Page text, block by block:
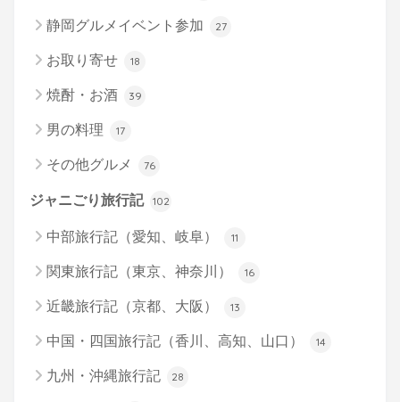
静岡グルメイベント参加 27
お取り寄せ 18
焼酎・お酒 39
男の料理 17
その他グルメ 76
ジャニごり旅行記 102
中部旅行記（愛知、岐阜） 11
関東旅行記（東京、神奈川） 16
近畿旅行記（京都、大阪） 13
中国・四国旅行記（香川、高知、山口） 14
九州・沖縄旅行記 28